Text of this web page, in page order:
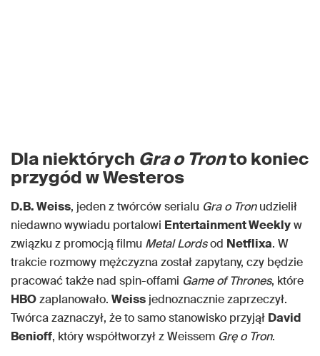
Dla niektórych Gra o Tronto koniec
przygód w Westeros
D.B. Weiss, jeden z twórców serialu Gra o Tronudzielił
niedawno wywiadu portalowi Entertainment Weeklyw
związku z promocją filmu Metal Lordsod Netflixa. W
trakcie rozmowy mężczyzna został zapytany, czy będzie
pracować także nad spin-offami Game of Thrones, które
HBOzaplanowało. Weiss jednoznacznie zaprzeczył.
Twórca zaznaczył, że to samo stanowisko przyjął David
Benioff, który współtworzył z Weissem Grę o Tron.